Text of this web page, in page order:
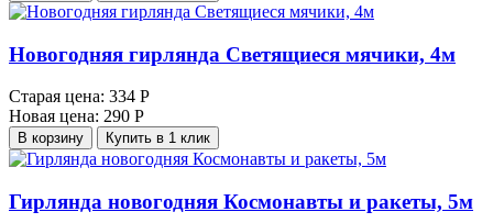
Новогодняя гирлянда Светящиеся мячики, 4м
Старая цена: 334 Р
Новая цена: 290 Р
В корзину Купить в 1 клик
Гирлянда новогодняя Космонавты и ракеты, 5м